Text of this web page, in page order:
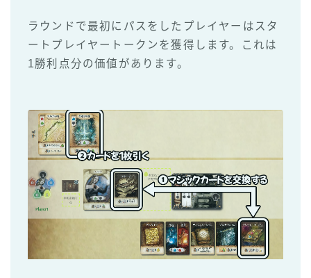
ラウンドで最初にパスをしたプレイヤーはスタ
ートプレイヤートークンを獲得します。これは
1勝利点分の価値があります。